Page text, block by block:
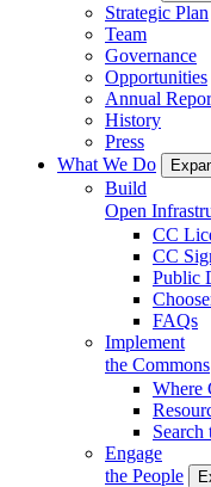
Strategic Plan
Team
Governance
Opportunities
Annual
History
Press
What We Do
Build
Open
CC
CC
Public
FAQs
Implement
the Commons
Where
Search
Engage
the People